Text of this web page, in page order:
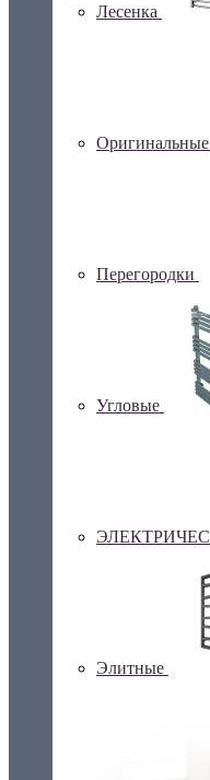
Лесенка
Оригинальные
Перегородки
Угловые
Элитные